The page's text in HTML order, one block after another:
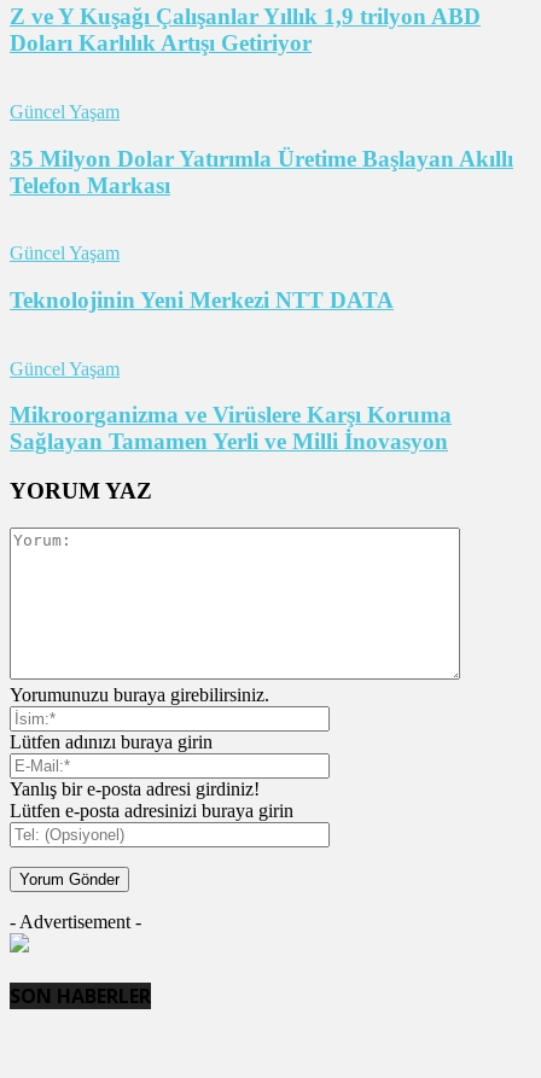
Z ve Y Kuşağı Çalışanlar Yıllık 1,9 trilyon ABD
Doları Karlılık Artışı Getiriyor
Güncel Yaşam
35 Milyon Dolar Yatırımla Üretime Başlayan Akıllı
Telefon Markası
Güncel Yaşam
Teknolojinin Yeni Merkezi NTT DATA
Güncel Yaşam
Mikroorganizma ve Virüslere Karşı Koruma
Sağlayan Tamamen Yerli ve Milli İnovasyon
YORUM YAZ
Yorumunuzu buraya girebilirsiniz.
Lütfen adınızı buraya girin
Yanlış bir e-posta adresi girdiniz!
Lütfen e-posta adresinizi buraya girin
- Advertisement -
SON HABERLER